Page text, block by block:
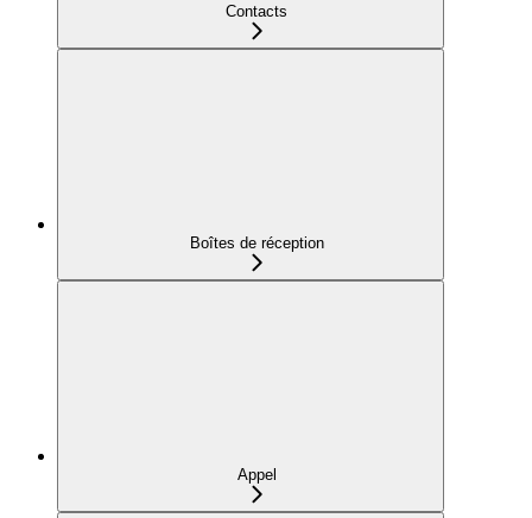
Contacts
Boîtes de réception
Appel